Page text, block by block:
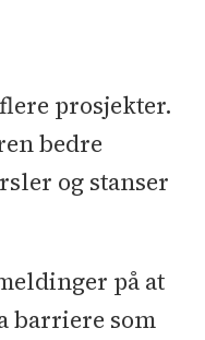
prosjekter.
bedre
og stanser
på at
barriere som